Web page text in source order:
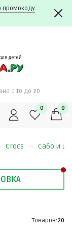
c 10 до 20
0 0
Crocs Сабо и
Товаров:20